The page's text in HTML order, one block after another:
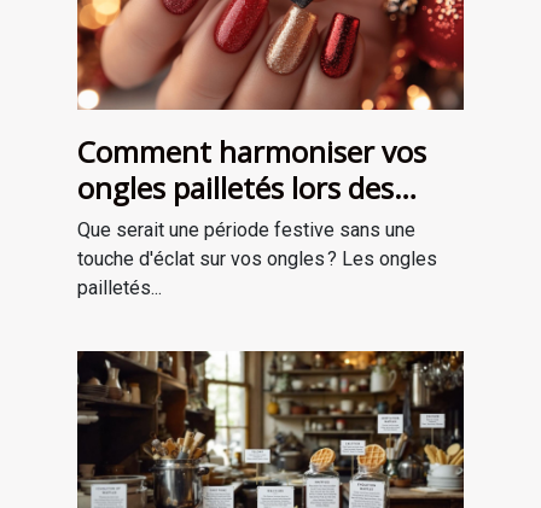
Comment harmoniser vos
ongles pailletés lors des
fêtes ?
Que serait une période festive sans une
touche d'éclat sur vos ongles ? Les ongles
pailletés...